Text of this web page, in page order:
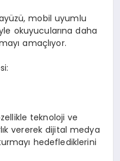
mobil uyumlu
okuyucularına daha
amaçlıyor.
teknoloji ve
vererek dijital medya
hedeflediklerini